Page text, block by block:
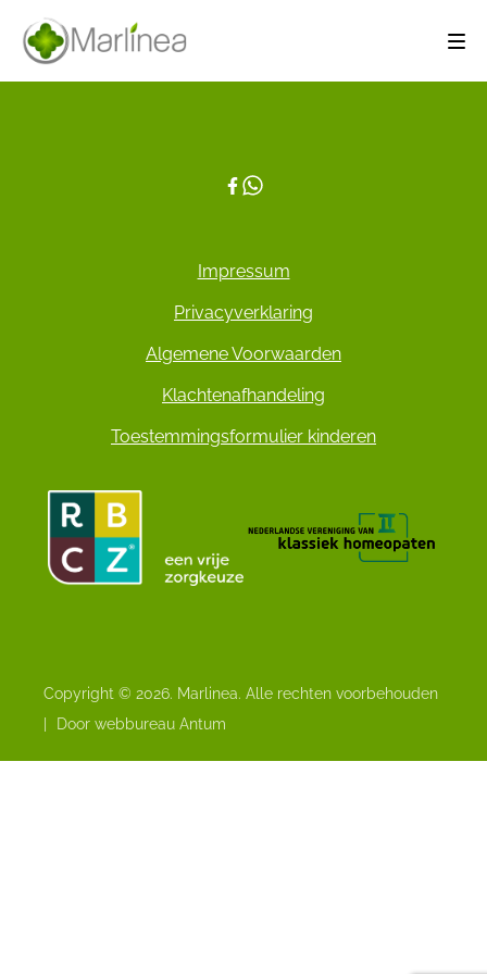
Impressum
Privacyverklaring
Algemene Voorwaarden
Klachtenafhandeling
Toestemmingsformulier kinderen
Copyright © 2026. Marlinea. Alle rechten voorbehouden
Door webbureau Antum